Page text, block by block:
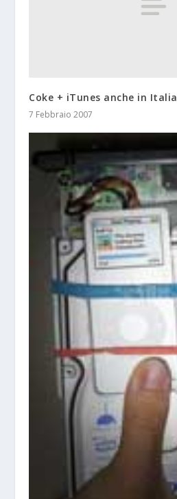
Coke + iTunes anche in Italia
7 Febbraio 2007